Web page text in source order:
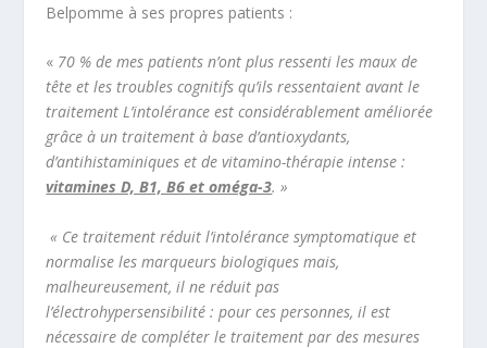
Belpomme à ses propres patients :
« 70 % de mes patients n’ont plus ressenti les maux de
tête et les troubles cognitifs qu’ils ressentaient avant le
traitement L’intolérance est considérablement améliorée
grâce à un traitement à base d’antioxydants,
d’antihistaminiques et de vitamino-thérapie intense :
vitamines D, B1, B6 et oméga-3. »
« Ce traitement réduit l’intolérance symptomatique et
normalise les marqueurs biologiques mais,
malheureusement, il ne réduit pas
l’électrohypersensibilité : pour ces personnes, il est
nécessaire de compléter le traitement par des mesures